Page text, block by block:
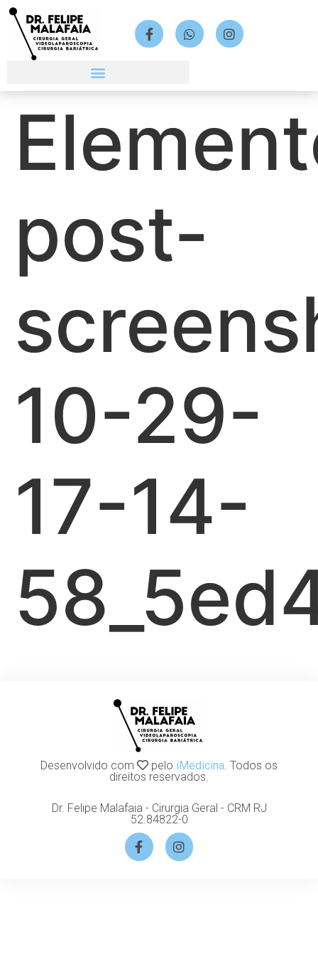
post-
10-29-
17-14-
Desenvolvido com pelo iMedicina. Todos os
direitos reservados.
Dr. Felipe Malafaia - Cirurgia Geral - CRM RJ
52.84822-0